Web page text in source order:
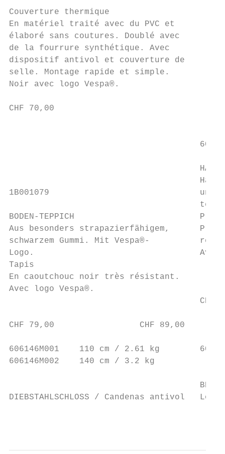
Couverture thermique
En matériel traité avec du PVC et
élaboré sans coutures. Doublé avec
de la fourrure synthétique. Avec
dispositif antivol et couverture de
selle. Montage rapide et simple.
Noir avec logo Vespa®.
CHF 70,00
1B001079                              und
ten
BODEN-TEPPICH
Aus besonders strapazierfähigem,
schwarzem Gummi. Mit Vespa®-
Logo.                                 Avec
Tapis
En caoutchouc noir très résistant.
Avec logo Vespa®.
CHF
CHF 79,00                 CHF 89,00
606146M001    110 cm / 2.61 kg
606146M002    140 cm / 3.2 kg
DIEBSTAHLSCHLOSS / Candenas